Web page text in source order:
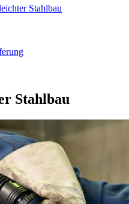
Stahlbau
Stahlbau